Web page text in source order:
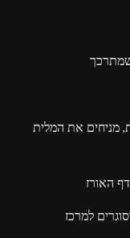
מניחים את המלית
האורז
למרכז